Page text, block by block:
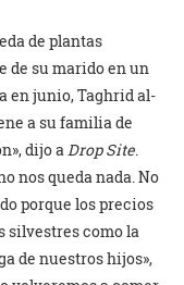
de plantas
de su marido en un
en junio, Taghrid al-
a su familia de
dijo aDrop Site.
nos queda nada. No
porque los precios
silvestres como la
de nuestros hijos»,